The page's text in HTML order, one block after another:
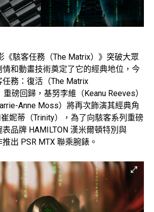
《駭客任務（The Matrix）》突破大眾
和動畫技術奠定了它的經典地位，今
務：復活（The Matrix
磅回歸，基努李維（Keanu Reeves）
Anne Moss）將再次飾演其經典角
妮蒂（Trinity），為了向駭客系列重磅
品牌 HAMILTON 漢米爾頓特別與
推出 PSR MTX 聯乘腕錶。